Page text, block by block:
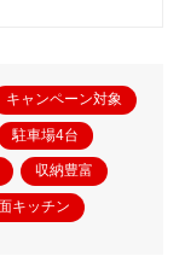
キャンペーン対象
駐車場4台
収納豊富
キッチン